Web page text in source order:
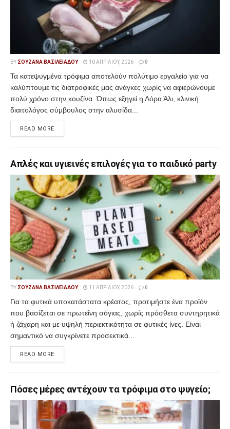
BY ΣΟΥΖΆΝΑ ΒΑΣΙΛΕΙΆΔΟΥ 10 ΑΠΡΙΛΊΟΥ, 2026 0
Τα κατεψυγμένα τρόφιμα αποτελούν πολύτιμο εργαλείο για να
καλύπτουμε τις διατροφικές μας ανάγκες χωρίς να αφιερώνουμε
πολύ χρόνο στην κουζίνα. Όπως εξηγεί η Λόρα Άλι, κλινική
διαιτολόγος σύμβουλος στην αλυσίδα...
READ MORE
Απλές και υγιεινές επιλογές για το παιδικό party
BY ΣΟΥΖΆΝΑ ΒΑΣΙΛΕΙΆΔΟΥ 11 ΑΠΡΙΛΊΟΥ, 2026 0
Για τα φυτικά υποκατάστατα κρέατος, προτιμήστε ένα προϊόν
που βασίζεται σε πρωτεΐνη σόγιας, χωρίς πρόσθετα συντηρητικά
ή ζάχαρη και με υψηλή περιεκτικότητα σε φυτικές ίνες. Είναι
σημαντικό να συγκρίνετε προσεκτικά...
READ MORE
Πόσες μέρες αντέχουν τα τρόφιμα στο ψυγείο;